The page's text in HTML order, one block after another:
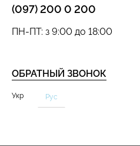
(097) 200 0 200
ОБРАТНЫЙ ЗВОНОК
ПН-ПТ: з 9:00 до 18:00
Укр Рус